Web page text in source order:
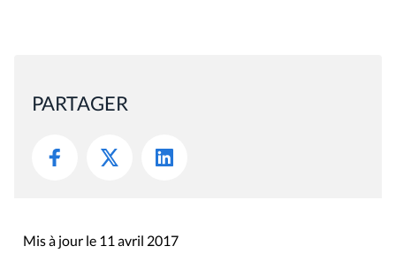
PARTAGER
Mis à jour le 11 avril 2017